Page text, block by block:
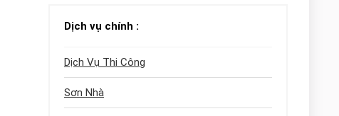
Dịch vụ chính :
Dịch Vụ Thi Công
Sơn Nhà